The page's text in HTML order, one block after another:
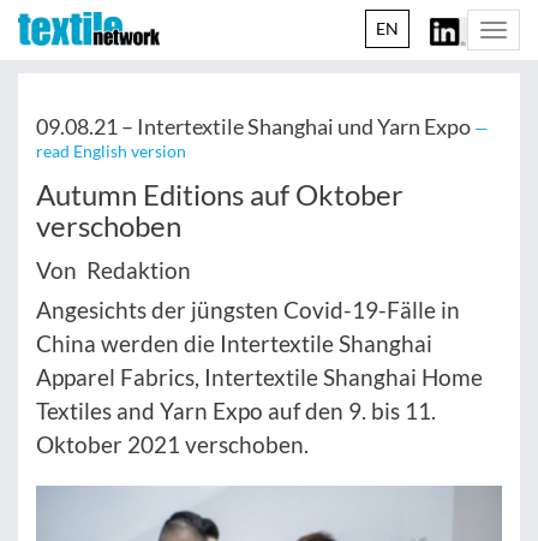
EN
09.08.21 – Intertextile Shanghai und Yarn Expo —
read English version
Autumn Editions auf Oktober
verschoben
Von Redaktion
Angesichts der jüngsten Covid-19-Fälle in
China werden die Intertextile Shanghai
Apparel Fabrics, Intertextile Shanghai Home
Textiles and Yarn Expo auf den 9. bis 11.
Oktober 2021 verschoben.